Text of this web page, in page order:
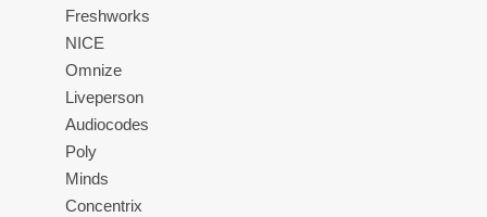
Freshworks
NICE
Omnize
Liveperson
Audiocodes
Poly
Minds
Concentrix